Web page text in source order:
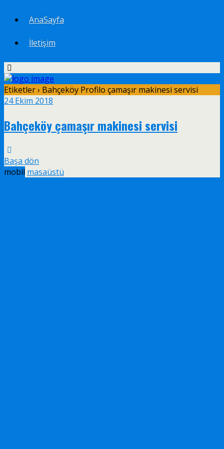
AnaSayfa
İletişim
Etiketler › Bahçeköy Profilo çamaşır makinesi servisi
24 Ekim 2018
Bahçeköy çamaşır makinesi servisi
Başa dön
mobil masaüstü